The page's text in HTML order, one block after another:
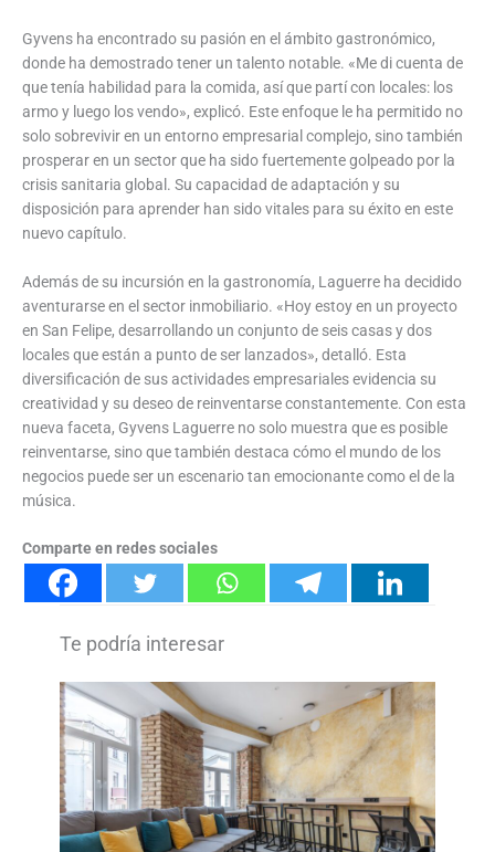
Gyvens ha encontrado su pasión en el ámbito gastronómico,
donde ha demostrado tener un talento notable. «Me di cuenta de
que tenía habilidad para la comida, así que partí con locales: los
armo y luego los vendo», explicó. Este enfoque le ha permitido no
solo sobrevivir en un entorno empresarial complejo, sino también
prosperar en un sector que ha sido fuertemente golpeado por la
crisis sanitaria global. Su capacidad de adaptación y su
disposición para aprender han sido vitales para su éxito en este
nuevo capítulo.
Además de su incursión en la gastronomía, Laguerre ha decidido
aventurarse en el sector inmobiliario. «Hoy estoy en un proyecto
en San Felipe, desarrollando un conjunto de seis casas y dos
locales que están a punto de ser lanzados», detalló. Esta
diversificación de sus actividades empresariales evidencia su
creatividad y su deseo de reinventarse constantemente. Con esta
nueva faceta, Gyvens Laguerre no solo muestra que es posible
reinventarse, sino que también destaca cómo el mundo de los
negocios puede ser un escenario tan emocionante como el de la
música.
Comparte en redes sociales